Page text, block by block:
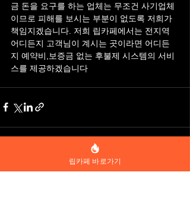
금 돈을 요구를 하는 업체는 무조건 사기업체
이므로 피해를 보시는 부분이 없도록 저희가
책임지겠습니다. 저희 립카페에서는 전지역
어디든지 고객님이 계시는 곳이라면 어디든
지 예약비,보증금 없는 후불제 시스템의 서비
스를 제공하겠습니다
전체 보기
립카페 바로가기